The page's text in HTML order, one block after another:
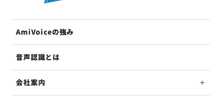
AmiVoiceの強み
音声認識とは
会社案内